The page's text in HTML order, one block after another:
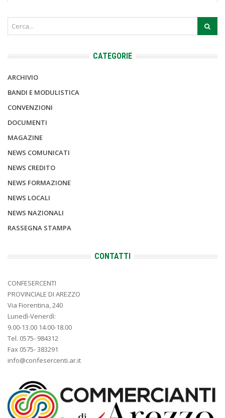
CATEGORIE
ARCHIVIO
BANDI E MODULISTICA
CONVENZIONI
DOCUMENTI
MAGAZINE
NEWS COMUNICATI
NEWS CREDITO
NEWS FORMAZIONE
NEWS LOCALI
NEWS NAZIONALI
RASSEGNA STAMPA
CONTATTI
CONFESERCENTI
PROVINCIALE DI AREZZO
Via Fiorentina, 240
Lunedì-Venerdì:
9.00-13.00 14.00-18.00
Tel. 0575- 984312
Fax 0575- 383291
info@confesercenti.ar.it